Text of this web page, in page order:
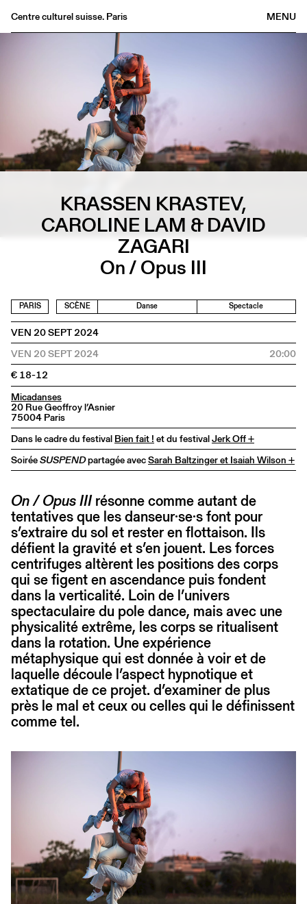
MENU
Centre culturel suisse. Paris
Médiathèque
Éditions
Informations
KRASSEN KRASTEV,
CAROLINE LAM & DAVID
ZAGARI
On / Opus III
PARIS SCÈNE Danse Spectacle
VEN 20 SEPT 2024
VEN 20 SEPT 2024
20:00
€ 18-12
Micadanses
20 Rue Geoffroy l’Asnier
75004 Paris
Dans le cadre du festival Bien fait ! et du festivalJerk Off +
SoiréeSUSPENDpartagée avecSarah Baltzinger et Isaiah Wilson +
On / Opus IIIrésonne comme autant de
tentatives que les danseur·se·s font pour
s’extraire du sol et rester en flottaison. Ils
défient la gravité et s’en jouent. Les forces
centrifuges altèrent les positions des corps
qui se figent en ascendance puis fondent
dans la verticalité. Loin de l’univers
spectaculaire du pole dance, mais avec une
physicalité extrême, les corps se ritualisent
dans la rotation. Une expérience
métaphysique qui est donnée à voir et de
laquelle découle l’aspect hypnotique et
extatique de ce projet. d’examiner de plus
près le mal et ceux ou celles qui le définissent
comme tel.